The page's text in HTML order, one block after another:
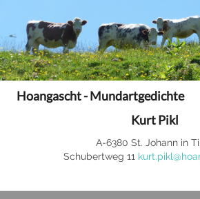
Hoangascht - Mundartgedichte
Kurt Pikl
A-6380 St. Johann in
Schubertweg 11